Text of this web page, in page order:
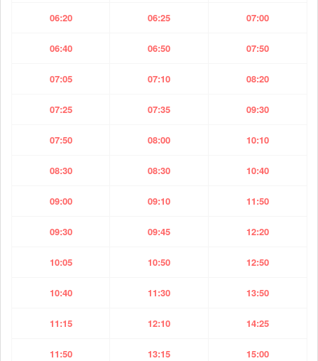
06:20 06:25 07:00
06:40 06:50 07:50
07:05 07:10 08:20
07:25 07:35 09:30
07:50 08:00 10:10
08:30 08:30 10:40
09:00 09:10 11:50
09:30 09:45 12:20
10:05 10:50 12:50
10:40 11:30 13:50
11:15 12:10 14:25
11:50 13:15 15:00